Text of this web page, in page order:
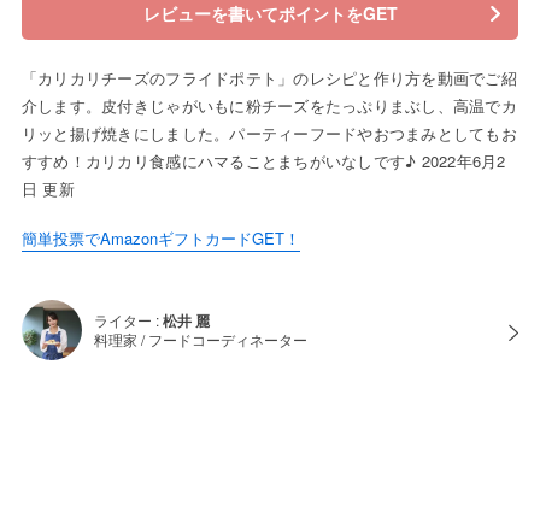
レビューを書いてポイントをGET
「カリカリチーズのフライドポテト」のレシピと作り方を動画でご紹
介します。皮付きじゃがいもに粉チーズをたっぷりまぶし、高温でカ
リッと揚げ焼きにしました。パーティーフードやおつまみとしてもお
すすめ！カリカリ食感にハマることまちがいなしです♪ 2022年6月2
日 更新
簡単投票でAmazonギフトカードGET！
ライター :松井 麗
料理家 / フードコーディネーター